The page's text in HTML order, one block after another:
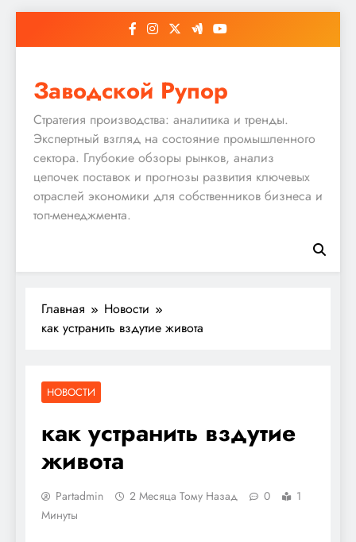
Заводской Рупор
Стратегия производства: аналитика и тренды.
Экспертный взгляд на состояние промышленного
сектора. Глубокие обзоры рынков, анализ
цепочек поставок и прогнозы развития ключевых
отраслей экономики для собственников бизнеса и
топ-менеджмента.
Главная
Новости
как устранить вздутие живота
НОВОСТИ
как устранить вздутие
живота
Partadmin 2 Месяца Тому Назад 0
1
Минуты